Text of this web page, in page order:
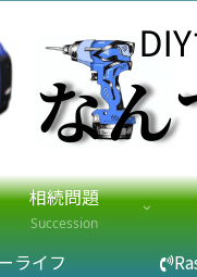
相続問題
Succession
ライフ